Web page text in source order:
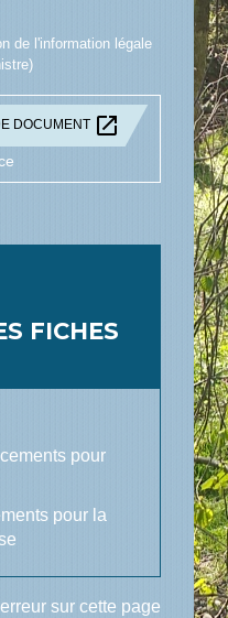
de l'information légale
DOCUMENT open_in_new
FICHES
pour
pour la
sur cette page